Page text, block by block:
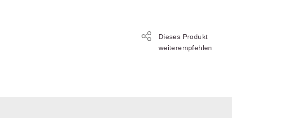
Dieses Produkt
weiterempfehlen